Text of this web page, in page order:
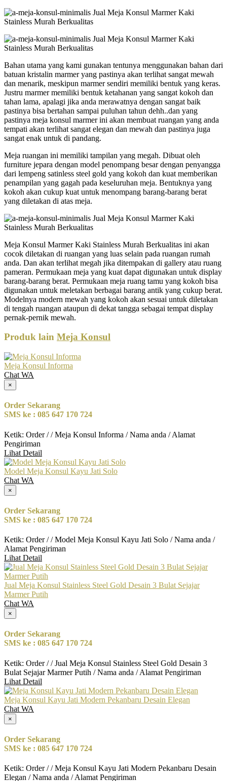
Bahan utama yang kami gunakan tentunya menggunakan bahan dari
batuan kristalin marmer yang pastinya akan terlihat sangat mewah
dan menarik, meskipun marmer sendiri memiliki bentuk yang keras.
Justru marmer memiliki bentuk ketahanan yang sangat kokoh dan
tahan lama, apalagi jika anda merawatnya dengan sangat baik
pastinya bisa bertahan sampai puluhan tahun dehh..dan yang
pastinya meja konsul marmer ini akan membuat ruangan yang anda
tempati akan terlihat sangat elegan dan mewah dan pastinya juga
sangat enak untuk di pandang.
Meja ruangan ini memiliki tampilan yang megah. Dibuat oleh
furniture jepara dengan model penompang besar dengan penyangga
dari lempeng satinless steel gold yang kokoh dan kuat memberikan
penampilan yang gagah pada keseluruhan meja. Bentuknya yang
kokoh akan cukup kuat untuk menompang barang-barang berat
yang diletakan di atas meja.
Meja Konsul Marmer Kaki Stainless Murah Berkualitas ini akan
cocok diletakan di ruangan yang luas selain pada ruangan rumah
anda. Dan akan terlihat megah jika ditempakan di gallery atau ruang
pameran. Permukaan meja yang kuat dapat digunakan untuk display
barang-barang berat. Permukaan meja ruang tamu yang kokoh bisa
digunakan untuk meletakan berbagai barang antik yang cukup berat.
Modelnya modern mewah yang kokoh akan sesuai untuk diletakan
di tengah ruangan ataupun di dekat tangga sebagai tempat display
pernak-pernik mewah.
Produk lain Meja Konsul
Meja Konsul Informa
Chat WA
×
Order Sekarang
SMS ke : 085 647 170 724
Ketik: Order / / Meja Konsul Informa / Nama anda / Alamat
Pengiriman
Lihat Detail
Model Meja Konsul Kayu Jati Solo
Chat WA
×
Order Sekarang
SMS ke : 085 647 170 724
Ketik: Order / / Model Meja Konsul Kayu Jati Solo / Nama anda /
Alamat Pengiriman
Lihat Detail
Jual Meja Konsul Stainless Steel Gold Desain 3 Bulat Sejajar
Marmer Putih
Chat WA
×
Order Sekarang
SMS ke : 085 647 170 724
Ketik: Order / / Jual Meja Konsul Stainless Steel Gold Desain 3
Bulat Sejajar Marmer Putih / Nama anda / Alamat Pengiriman
Lihat Detail
Meja Konsul Kayu Jati Modern Pekanbaru Desain Elegan
Chat WA
×
Order Sekarang
SMS ke : 085 647 170 724
Ketik: Order / / Meja Konsul Kayu Jati Modern Pekanbaru Desain
Elegan / Nama anda / Alamat Pengiriman